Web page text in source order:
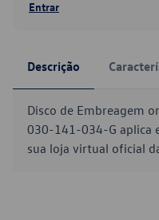
Entrar
Descrição
Disco de Embreagem
030-141-034-G aplica
sua loja virtual oficial